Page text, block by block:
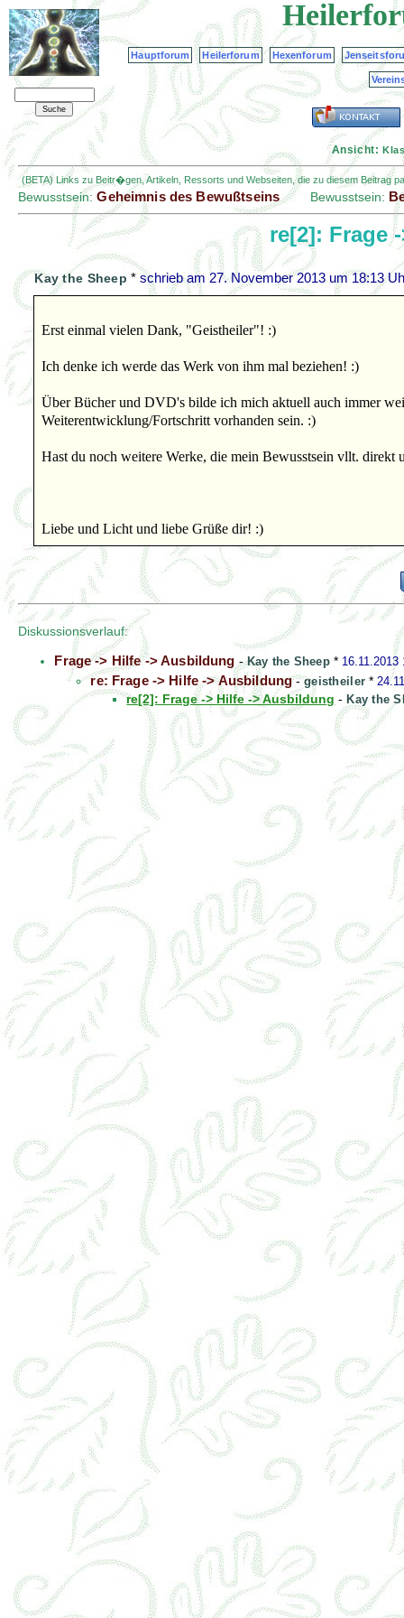
Hauptforum Heilerforum Hexenforum
Ansicht:
(BETA) Links zu Beitr�gen, Artikeln, Ressorts und Webseiten, die zu diesem Beitrag
Bewusstsein:Geheimnis des Bewußtseins Bewusstsein:
re[2]: Frage
Kay the Sheep *schrieb am27. November 2013 um 18:13
Erst einmal vielen Dank, "Geistheiler"! :)
Ich denke ich werde das Werk von ihm mal beziehen! :)
Über Bücher und DVD's bilde ich mich aktuell auch immer
Weiterentwicklung/Fortschritt vorhanden sein. :)
Hast du noch weitere Werke, die mein Bewusstsein vllt. direkt
Liebe und Licht und liebe Grüße dir! :)
Diskussionsverlauf:
Frage -> Hilfe -> Ausbildung -Kay the Sheep* 16.11.2013
re: Frage -> Hilfe -> Ausbildung-geistheiler *
re[2]: Frage -> Hilfe -> Ausbildung - Kay the